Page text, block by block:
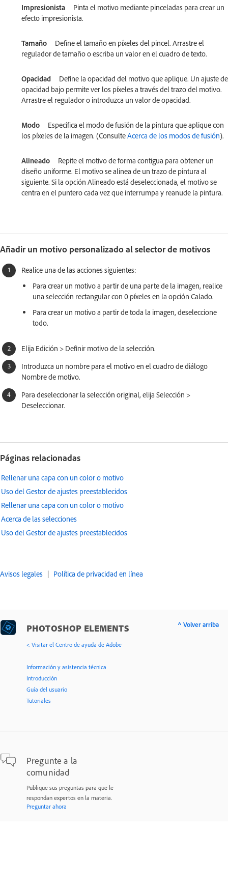
Impresionista
Pinta el motivo mediante pinceladas para crear un
efecto impresionista.
Tamaño
Define el tamaño en píxeles del pincel. Arrastre el
regulador de tamaño o escriba un valor en el cuadro de texto.
Opacidad
Define la opacidad del motivo que aplique. Un ajuste de
opacidad bajo permite ver los píxeles a través del trazo del motivo.
Arrastre el regulador o introduzca un valor de opacidad.
Modo
Especifica el modo de fusión de la pintura que aplique con
los píxeles de la imagen. (ConsulteAcerca de los modos de fusión).
Alineado
Repite el motivo de forma contigua para obtener un
diseño uniforme. El motivo se alinea de un trazo de pintura al
siguiente. Si la opción Alineado está deseleccionada, el motivo se
centra en el puntero cada vez que interrumpa y reanude la pintura.
Añadir un motivo personalizado al selector de motivos
Realice una de las acciones siguientes:
Para crear un motivo a partir de una parte de la imagen, realice
una selección rectangular con 0 píxeles en la opción Calado.
Para crear un motivo a partir de toda la imagen, deseleccione
todo.
Elija Edición > Definir motivo de la selección.
Introduzca un nombre para el motivo en el cuadro de diálogo
Nombre de motivo.
Para deseleccionar la selección original, elija Selección >
Deseleccionar.
Páginas relacionadas
Rellenar una capa con un color o motivo
Uso del Gestor de ajustes preestablecidos
Rellenar una capa con un color o motivo
Acerca de las selecciones
Uso del Gestor de ajustes preestablecidos
Avisos legales | Política de privacidad en línea
PHOTOSHOP ELEMENTS
< Visitar el Centro de ayuda de Adobe
Información y asistencia técnica
Introducción
Guía del usuario
Tutoriales
Pregunte a la
comunidad
Publique sus preguntas para que le
respondan expertos en la materia.
Preguntar ahora
^ Volver arriba